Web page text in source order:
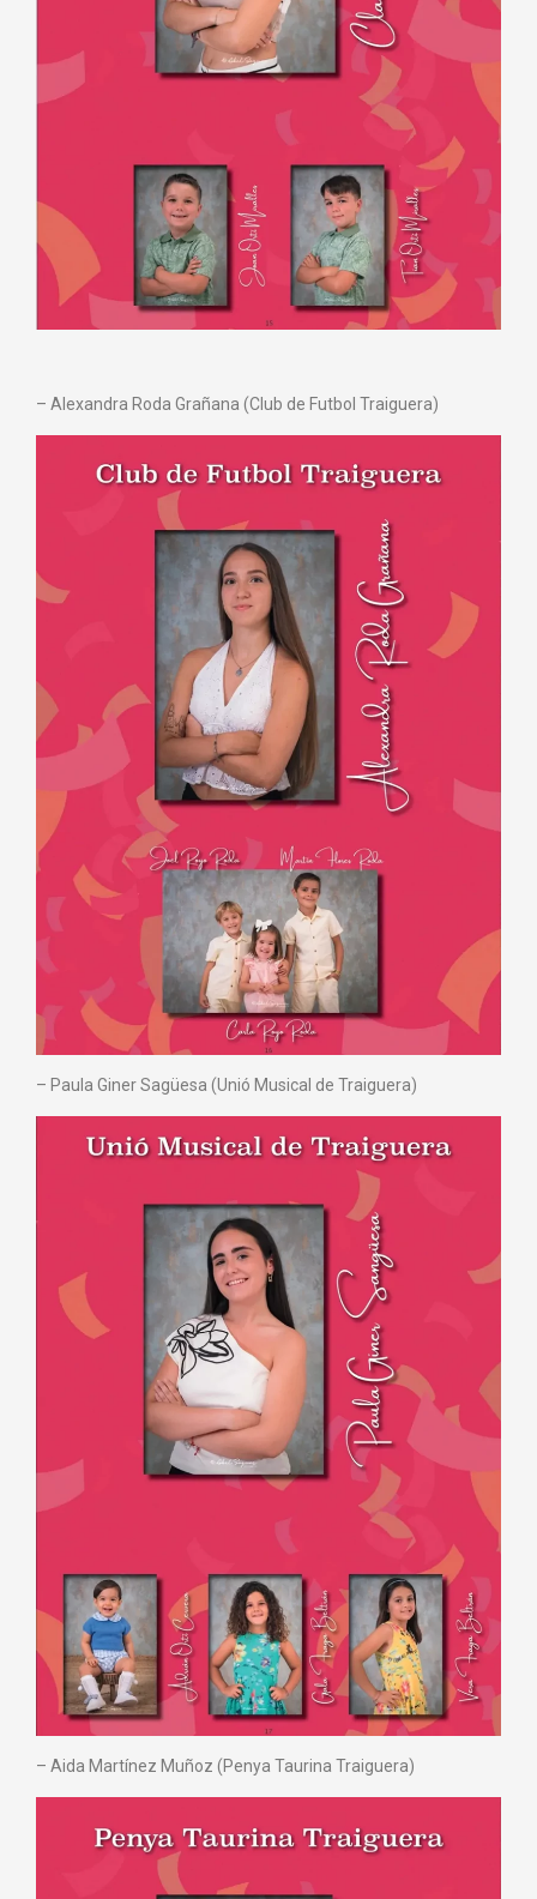
– Alexandra Roda Grañana (Club de Futbol Traiguera)
– ⁠Paula Giner Sagüesa (Unió Musical de Traiguera)
– ⁠Aida Martínez Muñoz (Penya Taurina Traiguera)